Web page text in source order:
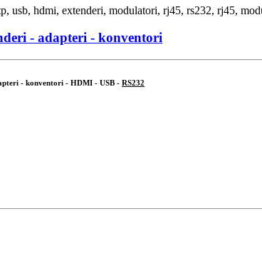
- adapteri - konventori
- konventori - HDMI - USB - RS232